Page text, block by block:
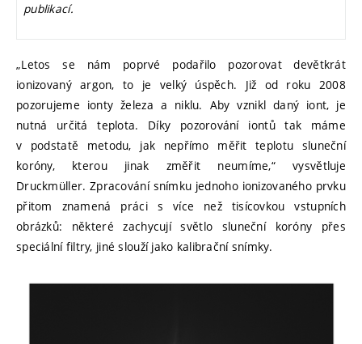
publikací.
„Letos se nám poprvé podařilo pozorovat devětkrát
ionizovaný argon, to je velký úspěch. Již od roku 2008
pozorujeme ionty železa a niklu. Aby vznikl daný iont, je
nutná určitá teplota. Díky pozorování iontů tak máme
v podstatě metodu, jak nepřímo měřit teplotu sluneční
koróny, kterou jinak změřit neumíme,“ vysvětluje
Druckmüller. Zpracování snímku jednoho ionizovaného prvku
přitom znamená práci s více než tisícovkou vstupních
obrázků: některé zachycují světlo sluneční koróny přes
speciální filtry, jiné slouží jako kalibrační snímky.